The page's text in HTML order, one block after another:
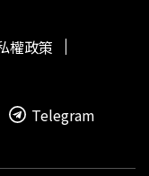
權政策
Telegram